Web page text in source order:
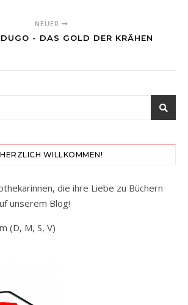
NEUER
- DAS GOLD DER KRÄHEN
HERZLICH WILLKOMMEN!
die ihre Liebe zu Büchern
unserem Blog!
(D, M, S, V)